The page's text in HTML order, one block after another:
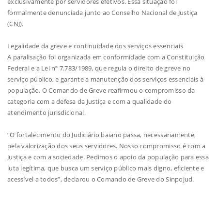
formalmente denunciada junto ao Conselho Nacional de Justiça
(CNJ).
Legalidade da greve e continuidade dos serviços essenciais
A paralisação foi organizada em conformidade com a Constituição
Federal e a Lei nº 7.783/1989, que regula o direito de greve no
serviço público, e garante a manutenção dos serviços essenciais à
população. O Comando de Greve reafirmou o compromisso da
categoria com a defesa da Justiça e com a qualidade do
atendimento jurisdicional.
“O fortalecimento do Judiciário baiano passa, necessariamente,
pela valorização dos seus servidores. Nosso compromisso é com a
Justiça e com a sociedade. Pedimos o apoio da população para essa
luta legítima, que busca um serviço público mais digno, eficiente e
acessível a todos”, declarou o Comando de Greve do Sinpojud.